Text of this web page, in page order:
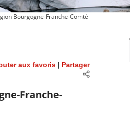
Bourgogne-Franche-Comté
aux favoris Partager
Franche-